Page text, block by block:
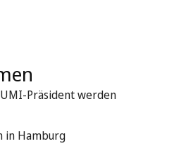
Präsident werden
in Hamburg